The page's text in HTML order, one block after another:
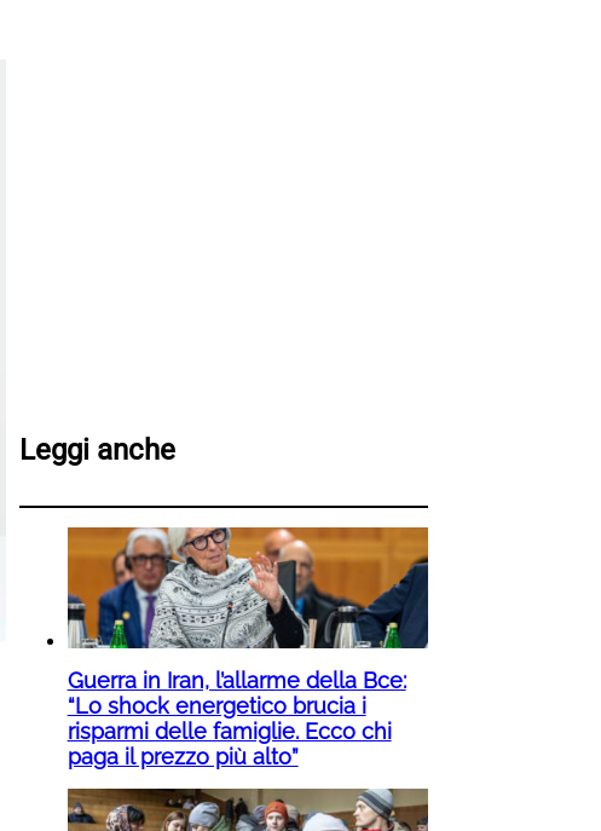
Leggi anche
Guerra in Iran, l’allarme della Bce:
“Lo shock energetico brucia i
risparmi delle famiglie. Ecco chi
paga il prezzo più alto”